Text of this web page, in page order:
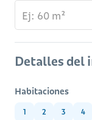
Detalles del
Habitaciones
1 2 3 4